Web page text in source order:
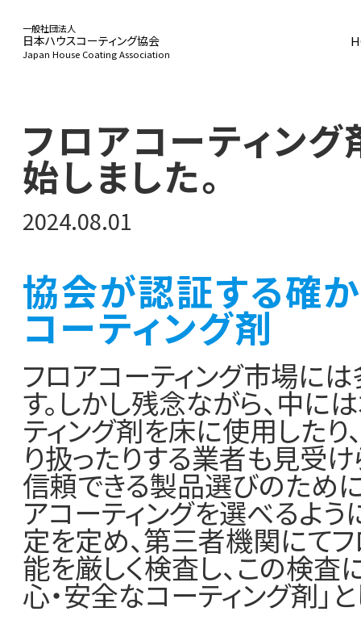
一般社団法人
日本ハウスコーティング協会
Japan House Coating Association
事業活動
加盟店一覧
フロアコーティン
始しました。
2024.08.01
協会が認証する確
コーティング剤
フロアコーティング市場に
す。しかし残念ながら、中
ティング剤を床に使用した
り扱ったりする業者も見受け
信頼できる製品選びのため
アコーティングを選べるよ
定を定め、第三者機関にて
能を厳しく検査し、この検査
心・安全なコーティング剤」